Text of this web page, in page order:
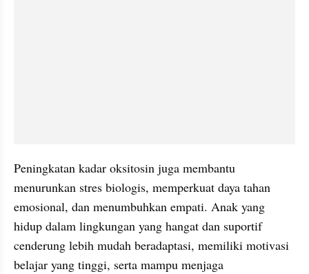
Peningkatan kadar oksitosin juga membantu
menurunkan stres biologis, memperkuat daya tahan
emosional, dan menumbuhkan empati. Anak yang
hidup dalam lingkungan yang hangat dan suportif
cenderung lebih mudah beradaptasi, memiliki motivasi
belajar yang tinggi, serta mampu menjaga